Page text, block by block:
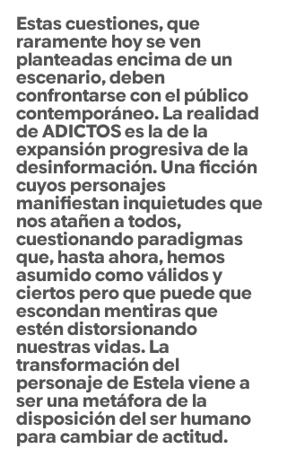
Estas cuestiones, que
raramente hoy se ven
planteadas encima de un
escenario, deben
confrontarse con el público
contemporáneo. La realidad
de ADICTOS es la de la
expansión progresiva de la
desinformación. Una ficción
cuyos personajes
manifiestan inquietudes que
nos atañen a todos,
cuestionando paradigmas
que, hasta ahora, hemos
asumido como válidos y
ciertos pero que puede que
escondan mentiras que
estén distorsionando
nuestras vidas. La
transformación del
personaje de Estela viene a
ser una metáfora de la
disposición del ser humano
para cambiar de actitud.